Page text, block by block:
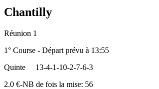
Chantilly
Réunion 1
1° Course - Départ prévu à 13:55
Quinte
13-4-1-10-2-7-6-3
2.0 €-NB de fois la mise: 56